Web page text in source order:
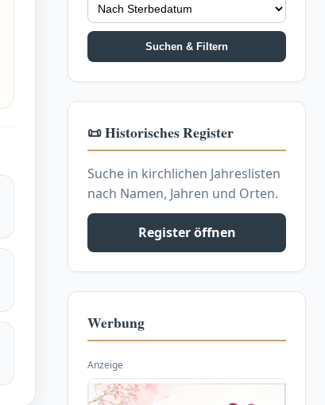
Suchen & Filtern
📜 Historisches Register
Suche in kirchlichen Jahreslisten
nach Namen, Jahren und Orten.
Register öffnen
Werbung
Anzeige